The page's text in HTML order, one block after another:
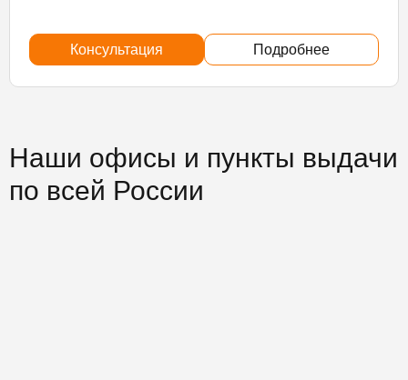
Консультация Подробнее
Наши офисы и пункты выдачи
по всей России